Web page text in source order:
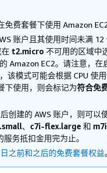
费套餐下使用 Amazon
账户且其使用时间未满 12
t2.micro 不可用的区域中
Amazon EC2。请注意，在
，该模式可能会根据 CPU 使
下使用，则会标记为符合免
创建的 AWS 账户，则可以
、 c7i-flex.large 和
务抵扣金用完为止。
之前和之后的免费套餐权益